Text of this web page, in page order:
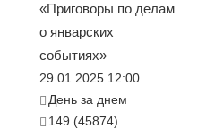
«Приговоры по делам
о январских
событиях»
29.01.2025 12:00
День за днем
149 (45874)